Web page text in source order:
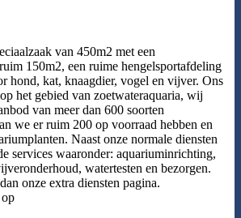
van 450m2 met een
150m2, een ruime hengelsportafdeling
hond, kat, knaagdier, vogel en vijver. Ons
het gebied van zoetwateraquaria, wij
van meer dan 600 soorten
we er ruim 200 op voorraad hebben en
Naast onze normale diensten
services waaronder: aquariuminrichting,
watertesten en bezorgen.
onze extra diensten pagina.